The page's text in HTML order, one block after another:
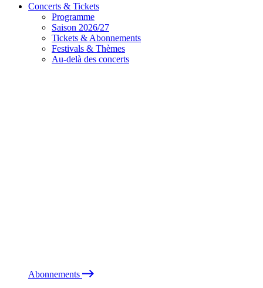
Concerts & Tickets
Programme
Saison 2026/27
Tickets & Abonnements
Festivals & Thèmes
Au-delà des concerts
Abonnements